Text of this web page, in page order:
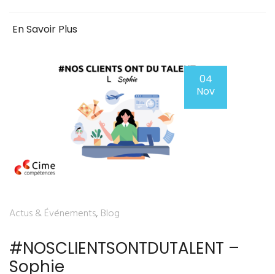
En Savoir Plus
04
Nov
Actus & Événements, Blog
#NOSCLIENTSONTDUTALENT –
Sophie